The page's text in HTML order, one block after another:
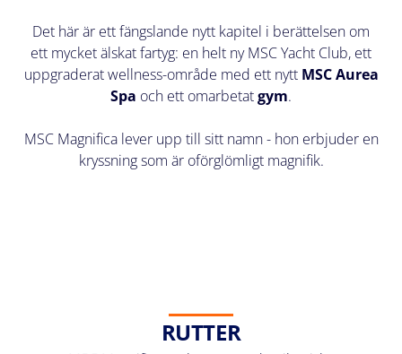
Det här är ett fängslande nytt kapitel i berättelsen om
ett mycket älskat fartyg: en helt ny MSC Yacht Club, ett
uppgraderat wellness-område med ett nytt MSC Aurea
Spa och ett omarbetatgym.
MSC Magnifica lever upp till sitt namn - hon erbjuder en
kryssning som är oförglömligt magnifik.
RUTTER